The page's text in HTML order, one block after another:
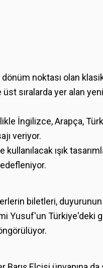
noktası olan
sıralarda yer alan yeni
İngilizce, Arapça,
veriyor.
ışık
biletleri, duyurunun
Yusuf'un Türkiye'deki